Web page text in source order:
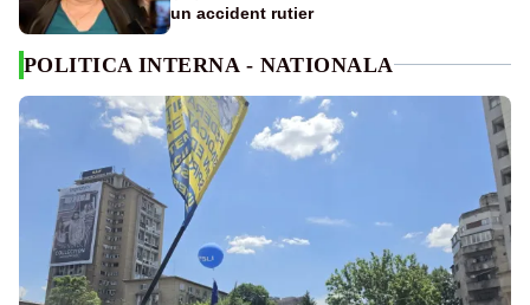
un accident rutier
POLITICA INTERNA - NATIONALA